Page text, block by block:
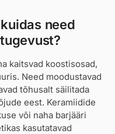
need
kaitsvad koostisosad,
Need moodustavad
tõhusalt säilitada
eest. Keramiidide
või naha barjääri
kasutatavad